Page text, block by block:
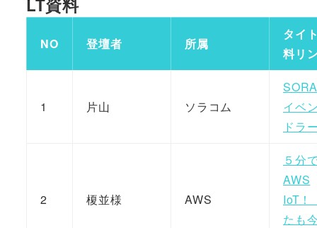
LT資料
NO 登壇者 所属
タイ
料リ
1 片山 ソラコム
イベ
ドラ
2 榎並様 AWS
５分
AWS
IoT
たも